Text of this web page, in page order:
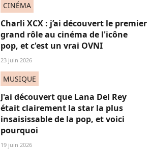
CINÉMA
Charli XCX : j’ai découvert le premier
grand rôle au cinéma de l'icône
pop, et c'est un vrai OVNI
23 juin 2026
MUSIQUE
J'ai découvert que Lana Del Rey
était clairement la star la plus
insaisissable de la pop, et voici
pourquoi
19 juin 2026